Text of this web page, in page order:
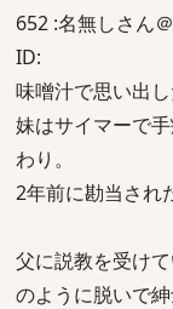
652 :名無しさん
ID:
味噌汁で思い出
妹はサイマーで
わり。
2年前に勘当され
父に説教を受け
のように脱いで紳